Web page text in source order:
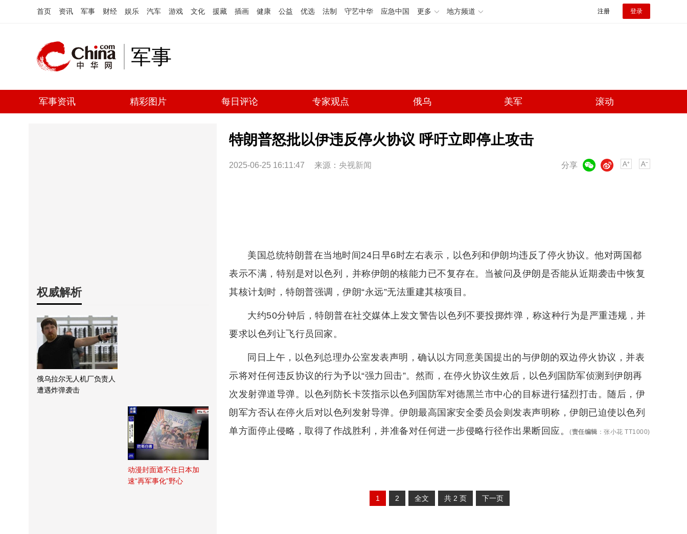
首页 资讯 军事 财经 娱乐 汽车 游戏 文化 援藏 插画 健康 公益 优选 法制 守艺中华 应急中国 更多 地方频道 注册 登录
军事
军事资讯 精彩图片 每日评论 专家观点 俄乌 美军 滚动
权威解析
俄乌拉尔无人机厂负责人
遭遇炸弹袭击
动漫封面遮不住日本加
速“再军事化”野心
特朗普怒批以伊违反停火协议 呼吁立即停止攻击
2025-06-25 16:11:47 来源： 央视新闻 分享
微博
美国总统特朗普在当地时间24日早6时左右表示，以色列和伊朗均违反了停火协议。他对两国都
表示不满，特别是对以色列，并称伊朗的核能力已不复存在。当被问及伊朗是否能从近期袭击中恢复
其核计划时，特朗普强调，伊朗“永远”无法重建其核项目。
大约50分钟后，特朗普在社交媒体上发文警告以色列不要投掷炸弹，称这种行为是严重违规，并
要求以色列让飞行员回家。
同日上午，以色列总理办公室发表声明，确认以方同意美国提出的与伊朗的双边停火协议，并表
示将对任何违反协议的行为予以“强力回击”。然而，在停火协议生效后，以色列国防军侦测到伊朗再
次发射弹道导弹。以色列防长卡茨指示以色列国防军对德黑兰市中心的目标进行猛烈打击。随后，伊
朗军方否认在停火后对以色列发射导弹。伊朗最高国家安全委员会则发表声明称，伊朗已迫使以色列
单方面停止侵略，取得了作战胜利，并准备对任何进一步侵略行径作出果断回应。
(责任编辑 ： 张小花 TT1000)
1 2 全文 共 2 页 下一页